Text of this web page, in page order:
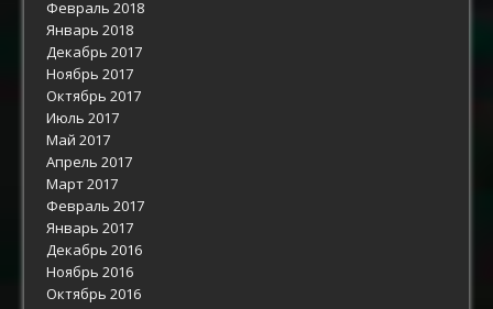
Февраль 2018
Январь 2018
Декабрь 2017
Ноябрь 2017
Октябрь 2017
Июль 2017
Май 2017
Апрель 2017
Март 2017
Февраль 2017
Январь 2017
Декабрь 2016
Ноябрь 2016
Октябрь 2016